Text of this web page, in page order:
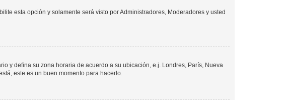
esta opción y solamente será visto por Administradores, Moderadores y usted
y defina su zona horaria de acuerdo a su ubicación, e.j. Londres, París, Nueva
este es un buen momento para hacerlo.